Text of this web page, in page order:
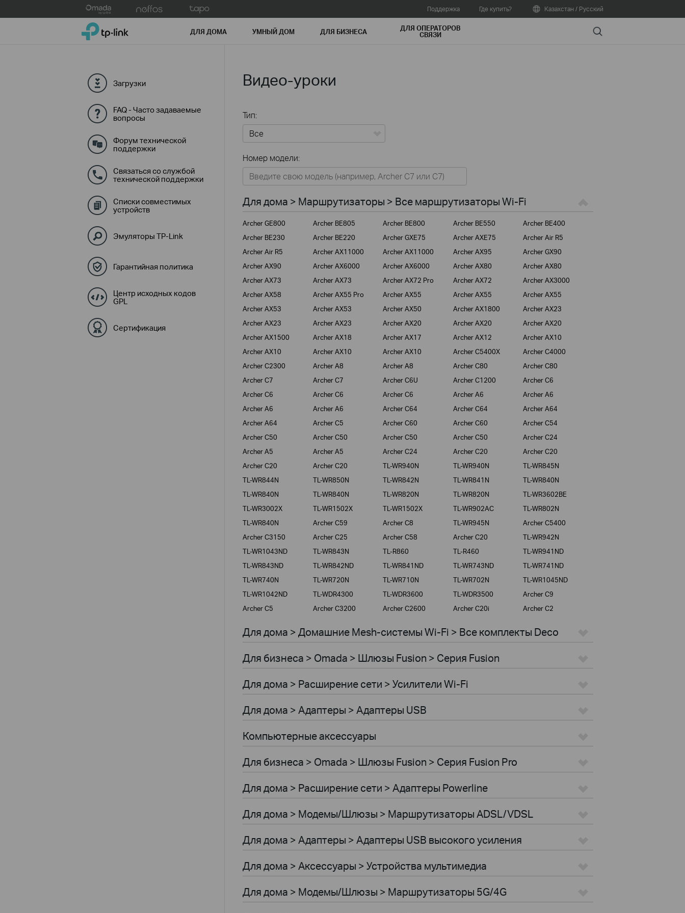
to
Поддержка Где купить? Казахстан / Русский
TP-Link, Reliably Smart ДЛЯ ДОМА УМНЫЙ ДОМ ДЛЯ БИЗНЕСА ДЛЯ ОПЕРАТОРОВ
СВЯЗИ Search
Загрузки
FAQ - Часто задаваемые
вопросы
Форум технической
поддержки
Связаться со службой
технической поддержки
Списки совместимых
устройств
Эмуляторы TP-Link
Гарантийная политика
Центр исходных кодов
GPL
Сертификация
Видео-уроки
Тип:
Для дома
Умный дом
Для бизнеса
Для операторов связи
Номер модели:
Для дома > Маршрутизаторы > Все маршрутизаторы Wi-Fi
Archer GE800 Archer BE805 Archer BE800 Archer BE550
Archer BE400
Archer BE230
Archer BE220 Archer GXE75 Archer AXE75
Archer Air R5
Archer Air R5
Archer AX11000 Archer AX11000 Archer AX95
Archer GX90
Archer AX90
Archer AX6000 Archer AX6000 Archer AX80
Archer AX80
Archer AX73
Archer AX73 Archer AX72 Pro Archer AX72
Archer AX3000
Archer AX58
Archer AX55 Pro Archer AX55 Archer AX55
Archer AX55
Archer AX53
Archer AX53 Archer AX50 Archer AX1800
Archer AX23
Archer AX23
Archer AX23 Archer AX20 Archer AX20
Archer AX20
Archer AX1500
Archer AX18 Archer AX17 Archer AX12
Archer AX10
Archer AX10
Archer AX10 Archer AX10 Archer C5400X
Archer C4000
Archer C2300
Archer A8 Archer A8 Archer C80
Archer C80
Archer C7
Archer C7 Archer C6U Archer C1200
Archer C6
Archer C6
Archer C6 Archer C6 Archer A6
Archer A6
Archer A6
Archer A6 Archer C64 Archer C64
Archer A64
Archer A64
Archer C5 Archer C60 Archer C60
Archer C54
Archer C50
Archer C50 Archer C50 Archer C50
Archer C24
Archer A5
Archer A5 Archer C24 Archer C20
Archer C20
Archer C20
Archer C20 TL-WR940N TL-WR940N
TL-WR845N
TL-WR844N
TL-WR850N TL-WR842N TL-WR841N
TL-WR840N
TL-WR840N
TL-WR840N TL-WR820N TL-WR820N
TL-WR3602BE
TL-WR3002X
TL-WR1502X TL-WR1502X TL-WR902AC
TL-WR802N
TL-WR840N
Archer C59 Archer C8 TL-WR945N
Archer C5400
Archer C3150
Archer C25 Archer C58 Archer C20
TL-WR942N
TL-WR1043ND
TL-WR843N TL-R860 TL-R460
TL-WR941ND
TL-WR843ND
TL-WR842ND TL-WR841ND TL-WR743ND
TL-WR741ND
TL-WR740N
TL-WR720N TL-WR710N TL-WR702N
TL-WR1045ND
TL-WR1042ND
TL-WDR4300 TL-WDR3600 TL-WDR3500
Archer C9
Archer C5
Archer C3200 Archer C2600 Archer C20i Archer C2
Для дома > Домашние Mesh-системы Wi-Fi > Все комплекты Deco
Для бизнеса > Omada > Шлюзы Fusion > Серия Fusion
Для дома > Расширение сети > Усилители Wi-Fi
Для дома > Адаптеры > Адаптеры USB
Компьютерные аксессуары
Для бизнеса > Omada > Шлюзы Fusion > Серия Fusion Pro
Для дома > Расширение сети > Адаптеры Powerline
Для дома > Модемы/Шлюзы > Маршрутизаторы ADSL/VDSL
Для дома > Адаптеры > Адаптеры USB высокого усиления
Для дома > Аксессуары > Устройства мультимедиа
Для дома > Модемы/Шлюзы > Маршрутизаторы 5G/4G